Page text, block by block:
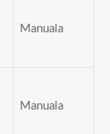
Manuala
Manuala